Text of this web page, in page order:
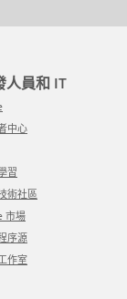
發人員和 IT
者中心
習
技術社區
市場
程序源
工作室